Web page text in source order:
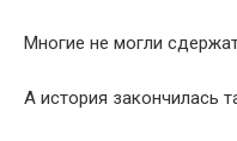
Многие не могли
А история закончилась